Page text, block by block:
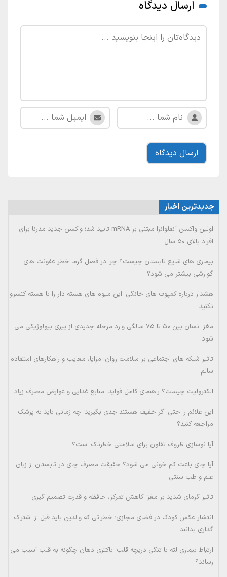
ارسال دیدگاه
جدیدترین اخبار
اولین واکسن آنفلوانزا مبتنی بر mRNA تایید شد؛ واکسن جدید مدرنا برای
افراد بالای ۵۰ سال
بیماری های شایع تابستان چیست؟ چرا در فصل گرما خطر عفونت های
گوارشی بیشتر می شود؟
هشدار درباره کمپوت های خانگی؛ این میوه های هسته دار را با هسته کنسرو
نکنید
مغز انسان بین ۵۰ تا ۷۵ سالگی وارد مرحله جدیدی از پیری بیولوژیکی می
شود
تاثیر شبکه های اجتماعی بر سلامت روان: مزایا، معایب و راهکارهای استفاده
سالم
الکترولیت چیست؟ راهنمای کامل فواید، منابع غذایی و عوارض مصرف زیاد
این علائم را حتی اگر خفیف هستند جدی بگیرید؛ چه زمانی باید به پزشک
مراجعه کنید؟
آیا نوسازی ظروف تفلون برای سلامتی خطرناک است؟
آیا چای باعث کم خونی می شود؟ حقیقت مصرف چای در تابستان از زبان
علم و طب سنتی
تاثیر گرمای شدید بر مغز؛ کاهش تمرکز، حافظه و قدرت تصمیم گیری
انتشار عکس کودک در فضای مجازی؛ خطراتی که والدین باید قبل از اشتراک
گذاری بدانند
ارتباط بیماری لثه با تنگی دریچه قلب؛ باکتری دهان چگونه به قلب آسیب می
رساند؟